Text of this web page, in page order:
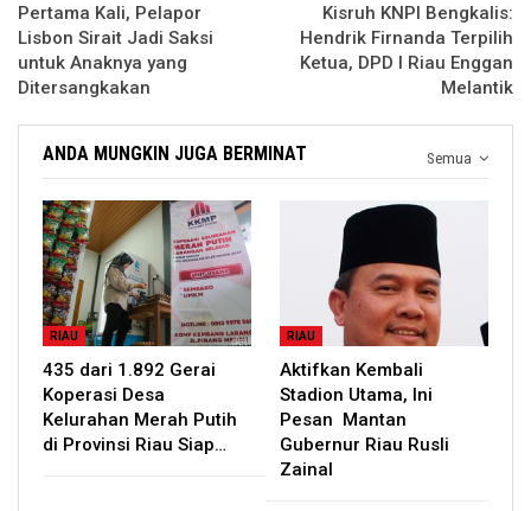
Pertama Kali, Pelapor
Lisbon Sirait Jadi Saksi
untuk Anaknya yang
Ditersangkakan
Kisruh KNPI Bengkalis:
Hendrik Firnanda Terpilih
Ketua, DPD I Riau Enggan
Melantik
Semua
ANDA MUNGKIN JUGA BERMINAT
RIAU
435 dari 1.892 Gerai
Koperasi Desa
Kelurahan Merah Putih
di Provinsi Riau Siap…
RIAU
Aktifkan Kembali
Stadion Utama, Ini
Pesan Mantan
Gubernur Riau Rusli
Zainal